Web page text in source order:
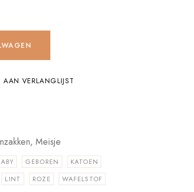
VERLANGLIJST
, Meisje
GEBOREN
KATOEN
LINT ROZE
WAFELSTOF